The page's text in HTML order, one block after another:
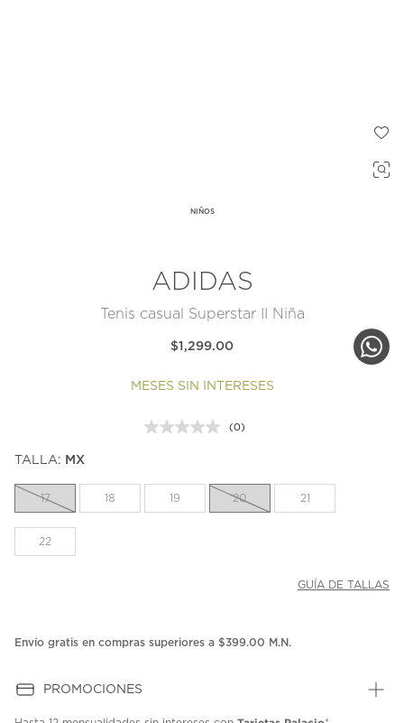
NIÑOS
ADIDAS
Tenis casual Superstar II Niña
$1,299.00
MESES SIN INTERESES
Sin
la
misma
(0)
TALLA: MX
17 18 19 20 21
22
GUÍA DE TALLAS
Envío gratis en compras superiores a $399.00 M.N.
PROMOCIONES